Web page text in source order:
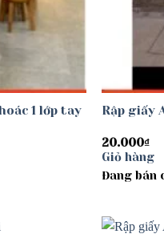
1 lớp tay
Rập giấy
20.000₫
Giỏ hàng
Đang bán